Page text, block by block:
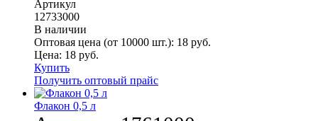
Артикул
12733000
В наличии
Оптовая цена (от 10000 шт.): 18 руб.
Цена: 18 руб.
Купить
Получить оптовый прайс
Флакон 0,5 л